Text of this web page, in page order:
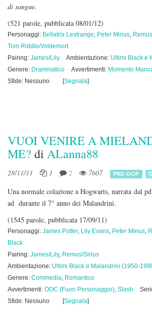
di sangue.
(521 parole, pubblicata 08/01/12)
Personaggi: Bellatrix Lestrange, Peter Minus,
Tom Riddle/Voldemort
Pairing: James/Lily Ambientazione: Ultimi Black e
Genere: Drammatico Avvertimenti: Momento
Sfide: Nessuno
[Segnala]
VUOI VENIRE A
ME? di ALanna88
28/11/11 1 2 7607 PRE-OOP G
Una normale colazione a Hogwarts, narrata dal
ad durante il 7° anno dei Malandrini.
(1545 parole, pubblicata 17/09/11)
Personaggi: James Potter, Lily Evans, Peter Minus,
Black
Pairing: James/Lily, Remus/Sirius
Ambientazione: Ultimi Black e Malandrini (1950-
Genere: Commedia, Romantico
Avvertimenti: OOC (Fuori Personaggio), Slash
Sfide: Nessuno
[Segnala]